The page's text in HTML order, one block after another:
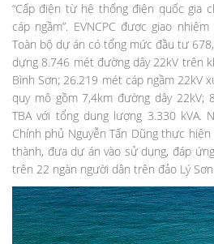
“Cấp điện từ hệ thống điện quốc gia
cáp ngầm”. EVNCPC được giao
Toàn bộ dự án có tổng mức đầu tư
dựng 8.746 mét đường dây 22kV trên
Bình Sơn; 26.219 mét cáp ngầm 22kV
quy mô gồm 7,4km đường dây 22kV;
TBA với tổng dung lượng 3.330 kVA.
Chính phủ Nguyễn Tấn Dũng thực
thành, đưa dự án vào sử dụng, đáp
trên 22 ngàn người dân trên đảo Lý Sơn.